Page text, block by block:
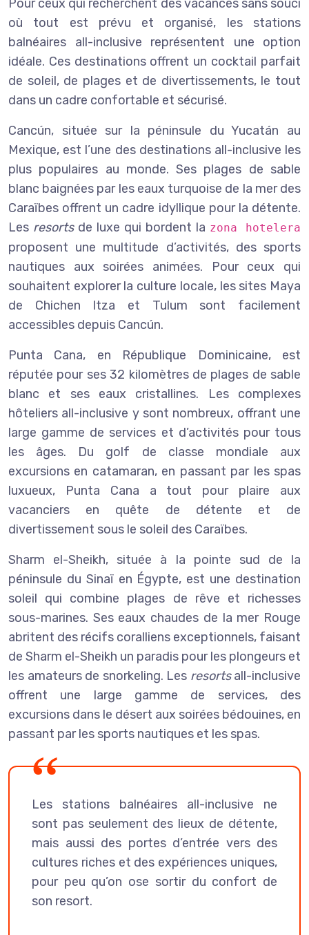
Pour ceux qui recherchent des vacances sans souci
où tout est prévu et organisé, les stations
balnéaires all-inclusive représentent une option
idéale. Ces destinations offrent un cocktail parfait
de soleil, de plages et de divertissements, le tout
dans un cadre confortable et sécurisé.
Cancún, située sur la péninsule du Yucatán au
Mexique, est l’une des destinations all-inclusive les
plus populaires au monde. Ses plages de sable
blanc baignées par les eaux turquoise de la mer des
Caraïbes offrent un cadre idyllique pour la détente.
Les resorts de luxe qui bordent la zona hotelera
proposent une multitude d’activités, des sports
nautiques aux soirées animées. Pour ceux qui
souhaitent explorer la culture locale, les sites Maya
de Chichen Itza et Tulum sont facilement
accessibles depuis Cancún.
Punta Cana, en République Dominicaine, est
réputée pour ses 32 kilomètres de plages de sable
blanc et ses eaux cristallines. Les complexes
hôteliers all-inclusive y sont nombreux, offrant une
large gamme de services et d’activités pour tous
les âges. Du golf de classe mondiale aux
excursions en catamaran, en passant par les spas
luxueux, Punta Cana a tout pour plaire aux
vacanciers en quête de détente et de
divertissement sous le soleil des Caraïbes.
Sharm el-Sheikh, située à la pointe sud de la
péninsule du Sinaï en Égypte, est une destination
soleil qui combine plages de rêve et richesses
sous-marines. Ses eaux chaudes de la mer Rouge
abritent des récifs coralliens exceptionnels, faisant
de Sharm el-Sheikh un paradis pour les plongeurs et
les amateurs de snorkeling. Les resortsall-inclusive
offrent une large gamme de services, des
excursions dans le désert aux soirées bédouines, en
passant par les sports nautiques et les spas.
Les stations balnéaires all-inclusive ne
sont pas seulement des lieux de détente,
mais aussi des portes d’entrée vers des
cultures riches et des expériences uniques,
pour peu qu’on ose sortir du confort de
son resort.